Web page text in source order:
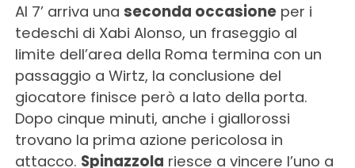
Al 7’ arriva una seconda occasioneper i
tedeschi di Xabi Alonso, un fraseggio al
limite dell’area della Roma termina con un
passaggio a Wirtz, la conclusione del
giocatore finisce però a lato della porta.
Dopo cinque minuti, anche i giallorossi
trovano la prima azione pericolosa in
attacco. Spinazzola riesce a vincere l’uno a